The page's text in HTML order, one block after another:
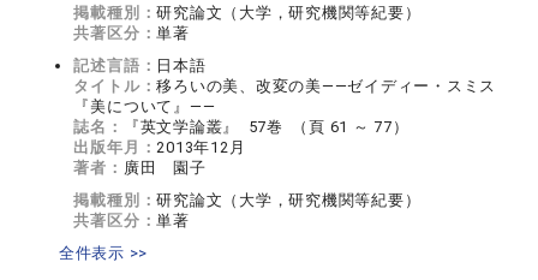
掲載種別：研究論文（大学，研究機関等紀要）
共著区分：単著
記述言語： 日本語
タイトル：移ろいの美、改変の美――ゼイディー・スミス
『美について』――
誌名：
『英文学論叢』 57巻 （頁 61 ～ 77）
出版年月：2013年12月
著者： 廣田 園子
掲載種別：研究論文（大学，研究機関等紀要）
共著区分：単著
全件表示 >>